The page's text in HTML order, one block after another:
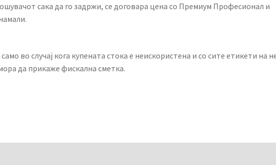
сака да го задржи, се договара цена со Премиум Професионал и
во случај кога купената стока е неискористена и со сите етикети на
да прикаже фискална сметка.